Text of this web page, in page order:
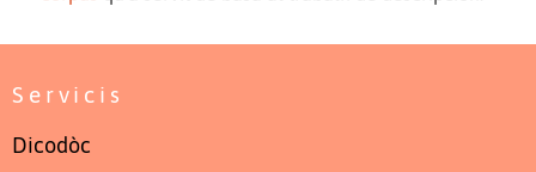
Servicis
Dicodòc